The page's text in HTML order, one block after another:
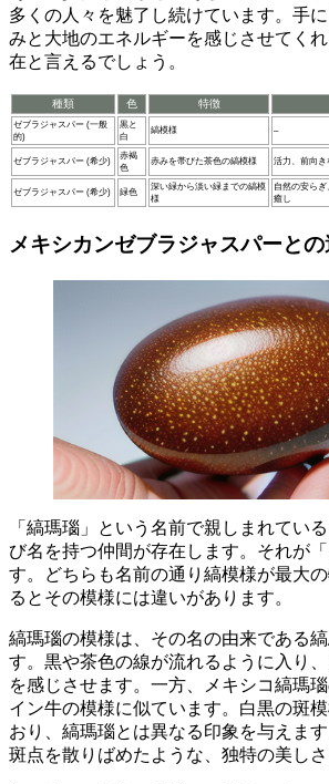
多くの人々を魅了し続けています。手
みと大地のエネルギーを感じさせてく
在と言えるでしょう。
種類 色 特徴
ゼブラジャスパー (一般
的)
黒と
白
縞模様 –
ゼブラジャスパー (希少)
赤褐
色
赤みを帯びた茶色の縞模様 活力、前向き
ゼブラジャスパー (希少) 緑色
深い緑から淡い緑までの縞模
様
自然の安ら
癒し
メキシカンゼブラジャスパーと
「縞瑪瑙」
という名前で親しまれてい
び名を持つ仲間が存在します。それが
す。どちらも名前の通り縞模様が最大
るとその模様には違いがあります。
縞瑪瑙の模様は、その名の由来である
す。 黒や茶色の線が流れるように 入り
を感じさせます。一方、メキシコ縞瑪瑙
イン牛の模様に似ています。 白黒の斑
おり、縞瑪瑙とは異なる印象を与えま
斑点を散りばめたような、 独特の美しさ